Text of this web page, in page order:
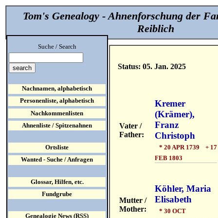
Tom's Genealogy - Ahnenforschung der
Reiblich
Status: 05. Jan. 2025
Vater /
Father:
Kremer
(Krämer),
Franz
Christoph
* 20 APR 1739 + 17
FEB 1803
Mutter /
Mother:
Köhler, Maria
Elisabeth
* 30 OCT
Suche / Search
Nachnamen, alphabetisch
Personenliste, alphabetisch
Nachkommenlisten
Ahnenliste / Spitzenahnen
Ortsliste
Wanted - Suche / Anfragen
Glossar, Hilfen, etc.
Fundgrube
Genealogie News (RSS)